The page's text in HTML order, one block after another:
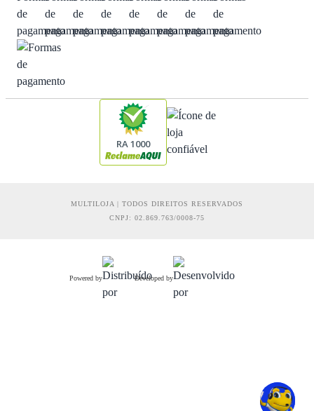
RA 1000
MULTILOJA | TODOS DIREITOS RESERVADOS
CNPJ: 02.869.763/0008-75
Powered by Developed by